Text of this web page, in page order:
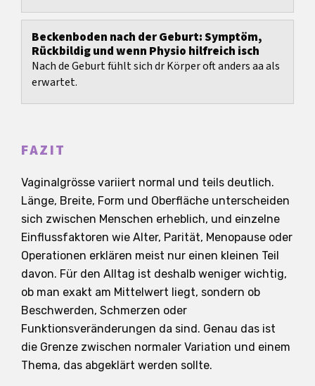
wird.
Beckenboden nach der Geburt: Symptöm,
Rückbildig und wenn Physio hilfreich isch
Nach de Geburt fühlt sich dr Körper oft anders aa als
erwartet.
FAZIT
Vaginalgrösse variiert normal und teils deutlich.
Länge, Breite, Form und Oberfläche unterscheiden
sich zwischen Menschen erheblich, und einzelne
Einflussfaktoren wie Alter, Parität, Menopause oder
Operationen erklären meist nur einen kleinen Teil
davon. Für den Alltag ist deshalb weniger wichtig,
ob man exakt am Mittelwert liegt, sondern ob
Beschwerden, Schmerzen oder
Funktionsveränderungen da sind. Genau das ist
die Grenze zwischen normaler Variation und einem
Thema, das abgeklärt werden sollte.